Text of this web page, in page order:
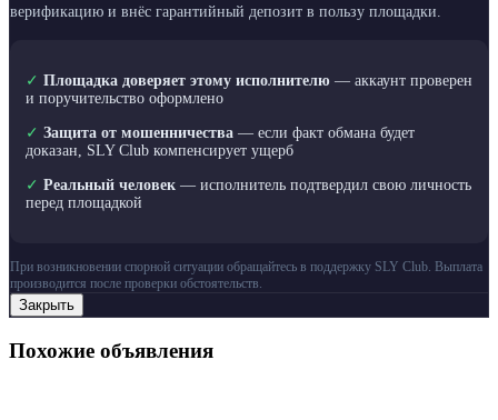
верификацию и внёс гарантийный депозит в пользу площадки.
✓ Площадка доверяет этому исполнителю — аккаунт проверен
и поручительство оформлено
✓ Защита от мошенничества — если факт обмана будет
доказан, SLY Club компенсирует ущерб
✓ Реальный человек — исполнитель подтвердил свою личность
перед площадкой
При возникновении спорной ситуации обращайтесь в поддержку SLY Club. Выплата
производится после проверки обстоятельств.
Закрыть
Похожие объявления